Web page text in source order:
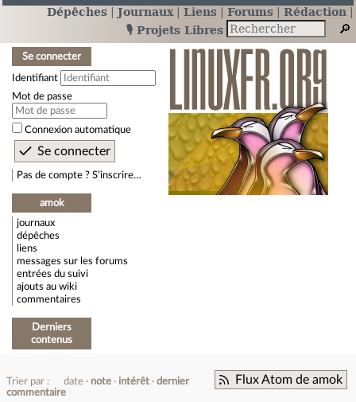
Dépêches Journaux Liens Forums
Rédaction
🎙️ Projets Libres
Se connecter
Identifiant
Mot de passe
Connexion automatique
Pas de compte ? S’inscrire…
amok
journaux
dépêches
liens
messages sur les forums
entrées du suivi
ajouts au wiki
commentaires
Derniers
contenus
Flux Atom de amok
Trier par : date note intérêt
dernier
commentaire